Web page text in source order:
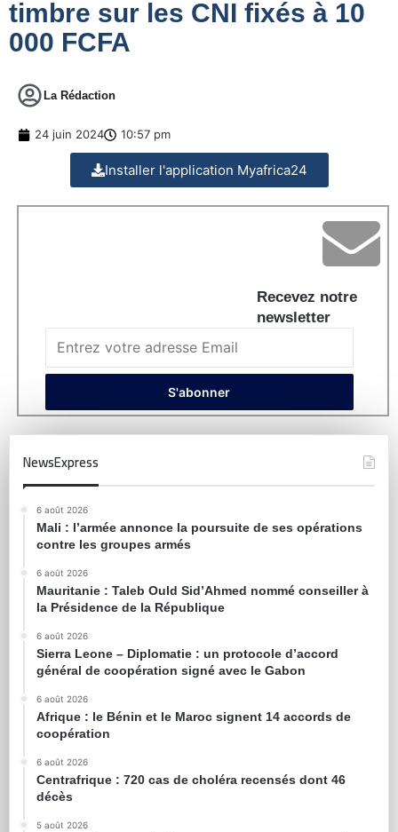
timbre sur les CNI fixés à 10
000 FCFA
La Rédaction
24 juin 2024 10:57 pm
Installer l'application Myafrica24
Recevez notre
newsletter
NewsExpress
6 août 2026
Mali : l’armée annonce la poursuite de ses opérations
contre les groupes armés
6 août 2026
Mauritanie : Taleb Ould Sid’Ahmed nommé conseiller à
la Présidence de la République
6 août 2026
Sierra Leone – Diplomatie : un protocole d’accord
général de coopération signé avec le Gabon
6 août 2026
Afrique : le Bénin et le Maroc signent 14 accords de
coopération
6 août 2026
Centrafrique : 720 cas de choléra recensés dont 46
décès
5 août 2026